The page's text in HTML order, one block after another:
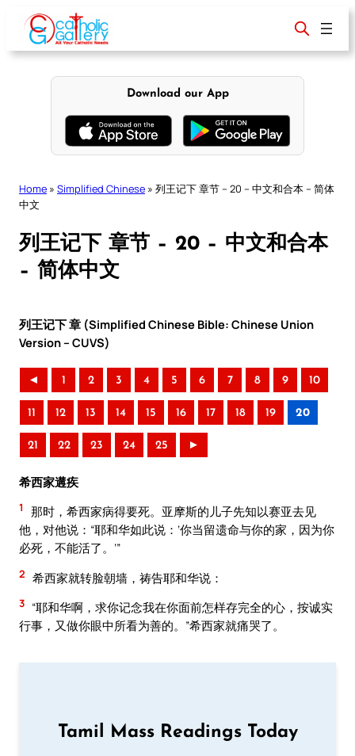
content
Download our App
Home » Simplified Chinese » 列王记下 章节 – 20 – 中文和合本 – 简体
中文
列王记下 章节 – 20 – 中文和合本
– 简体中文
列王记下 章 (Simplified Chinese Bible: Chinese Union
Version – CUVS)
◄ 1 2 3 4 5 6 7 8 9 10
11 12 13 14 15 16 17 18 19 20
21 22 23 24 25 ►
希西家遘疾
1
那时，希西家病得要死。亚摩斯的儿子先知以赛亚去见
他，对他说：“耶和华如此说：‘你当留遗命与你的家，因为你
必死，不能活了。’”
2 希西家就转脸朝墙，祷告耶和华说：
3 “耶和华啊，求你记念我在你面前怎样存完全的心，按诚实
行事，又做你眼中所看为善的。”希西家就痛哭了。
Tamil Mass Readings Today